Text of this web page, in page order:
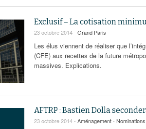
Exclusif – La cotisation
23 octobre 2014 - Grand Paris
Les élus viennent de réaliser que
(CFE) aux recettes de la future
massives. Explications.
AFTRP : Bastien Dolla
23 octobre 2014 - Aménagement- Nominations